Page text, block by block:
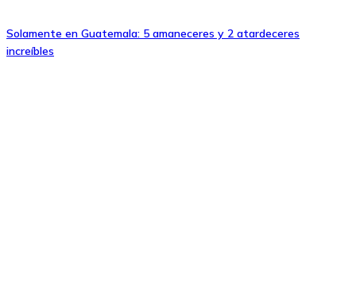
Solamente en Guatemala: 5 amaneceres y 2 atardeceres
increíbles